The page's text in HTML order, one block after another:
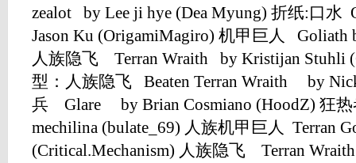
zealot by Lee ji hye (Dea Myung) 折纸:口水
Jason Ku (OrigamiMagiro) 机甲巨人 Goliath
人族隐飞 Terran Wraith by Kristijan Stuhli
型：人族隐飞 Beaten Terran Wraith by
兵 Glare by Brian Cosmiano (HoodZ) 狂
mechilina (bulate_69) 人族机甲巨人 Terran
(Critical.Mechanism) 人族隐飞 Terran